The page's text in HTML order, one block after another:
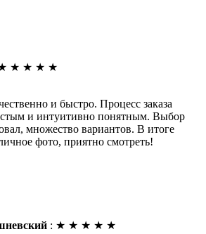
★ ★ ★ ★
и быстро. Процесс заказа
и интуитивно понятным. Выбор
множество вариантов. В итоге
фото, приятно смотреть!
: ★ ★ ★ ★ ★